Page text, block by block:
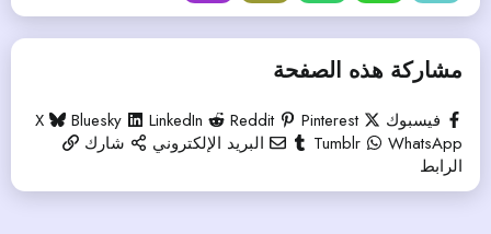
مشاركة هذه الصفحة
فيسبوك X Bluesky LinkedIn Reddit
Pinterest
Tumblr
WhatsApp البريد الإلكتروني
شارك
الرابط